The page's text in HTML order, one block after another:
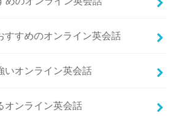
すすめのオンライン英会話
いオンライン英会話
オンライン英会話